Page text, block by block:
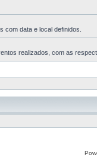
com data e local definidos.
realizados, com as